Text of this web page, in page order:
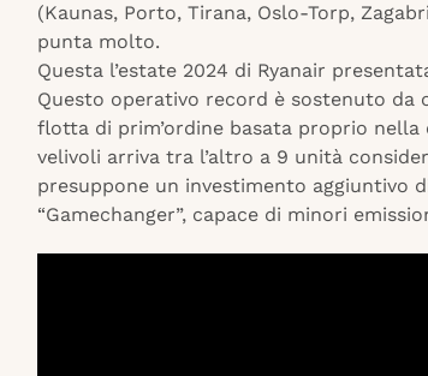
(Kaunas, Porto, Tirana, Oslo-Torp,
punta molto.
Questa l’estate 2024 di Ryanair
Questo operativo record è sostenuto da
flotta di prim’ordine basata proprio
velivoli arriva tra l’altro a 9 unità
presuppone un investimento aggiuntivo
“Gamechanger”, capace di minori